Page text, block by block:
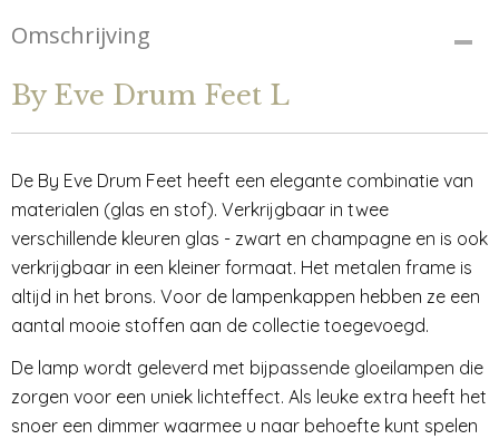
Omschrijving
By Eve Drum Feet L
De By Eve Drum Feet heeft een elegante combinatie van
materialen (glas en stof). Verkrijgbaar in twee
verschillende kleuren glas - zwart en champagne en is ook
verkrijgbaar in een kleiner formaat. Het metalen frame is
altijd in het brons. Voor de lampenkappen hebben ze een
aantal mooie stoffen aan de collectie toegevoegd.
De lamp wordt geleverd met bijpassende gloeilampen die
zorgen voor een uniek lichteffect. Als leuke extra heeft het
snoer een dimmer waarmee u naar behoefte kunt spelen